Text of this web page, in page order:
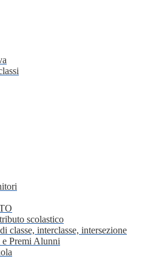
scolastico
classe, interclasse, intersezione
Premi Alunni